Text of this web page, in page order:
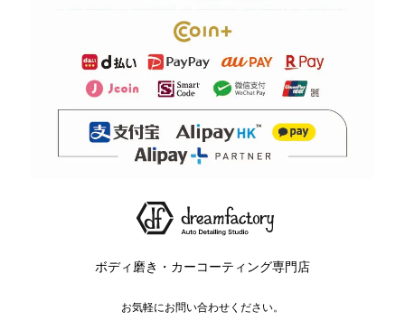
ボディ磨き・カーコーティング専門店
お気軽にお問い合わせください。